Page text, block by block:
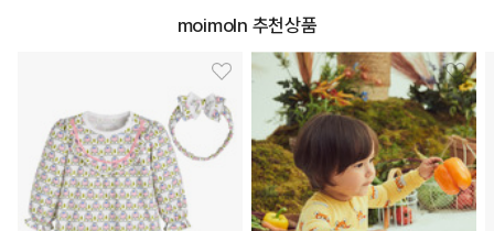
moimoln 추천상품